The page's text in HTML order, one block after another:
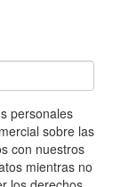
personales
sobre las
con nuestros
mientras no